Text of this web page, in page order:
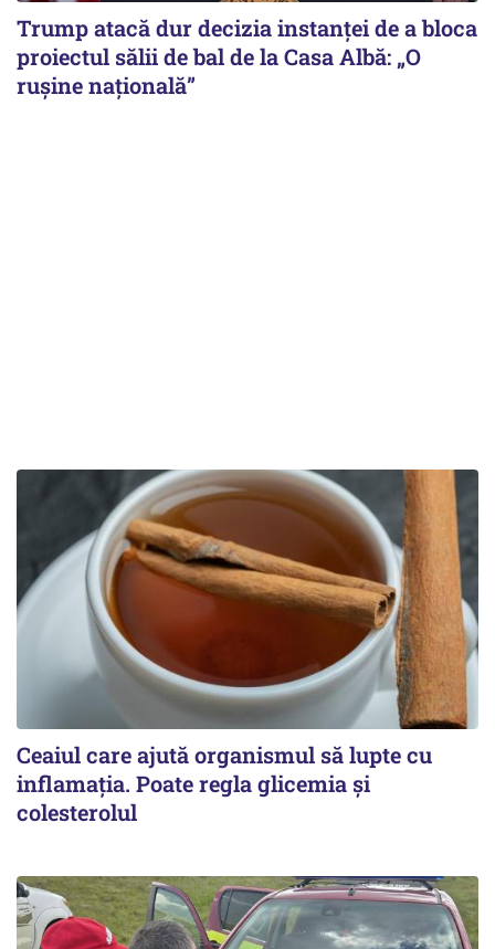
Trump atacă dur decizia instanţei de a bloca
proiectul sălii de bal de la Casa Albă: „O
ruşine naţională”
Ceaiul care ajută organismul să lupte cu
inflamația. Poate regla glicemia și
colesterolul